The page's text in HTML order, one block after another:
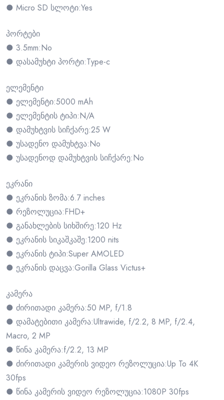
● Micro SD სლოტი:Yes
პორტები
● 3.5mm:No
● დასამუხტი პორტი:Type-c
ელემენტი
● ელემენტი:5000 mAh
● ელემენტის ტიპი:N/A
● დამუხტვის სიჩქარე:25 W
● უსადენო დამუხტვა:No
● უსადენოდ დამუხტვის სიჩქარე:No
ეკრანი
● ეკრანის ზომა:6.7 inches
● რეზოლუცია:FHD+
● განახლების სიხშირე:120 Hz
● ეკრანის სიკაშკაშე:1200 nits
● ეკრანის ტიპი:Super AMOLED
● ეკრანის დაცვა:Gorilla Glass Victus+
კამერა
● ძირითადი კამერა:50 MP, f/1.8
● დამატებითი კამერა:Ultrawide, f/2.2, 8 MP, f/2.4,
Macro, 2 MP
● წინა კამერა:f/2.2, 13 MP
● ძირითადი კამერის ვიდეო რეზოლუცია:Up To 4K
30fps
● წინა კამერის ვიდეო რეზოლუცია:1080P 30fps